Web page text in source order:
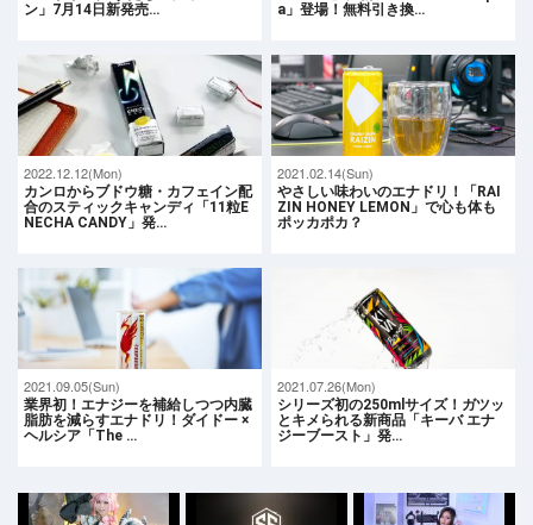
ン」7月14日新発売…
a」登場！無料引き換…
2022.12.12(Mon)
カンロからブドウ糖・カフェイン配
合のスティックキャンディ「11粒E
NECHA CANDY」発…
2021.02.14(Sun)
やさしい味わいのエナドリ！「RAI
ZIN HONEY LEMON」で心も体も
ポッカポカ？
2021.09.05(Sun)
業界初！エナジーを補給しつつ内臓
脂肪を減らすエナドリ！ダイドー ×
ヘルシア「The …
2021.07.26(Mon)
シリーズ初の250mlサイズ！ガツッ
とキメられる新商品「キーバ エナ
ジーブースト」発…